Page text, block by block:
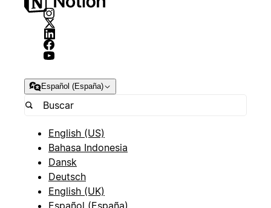
Español (España)
English (US)
Bahasa Indonesia
Dansk
Deutsch
English (UK)